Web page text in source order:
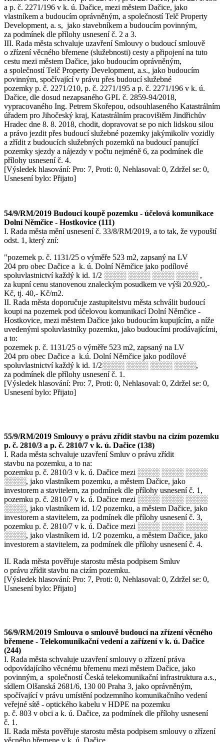
a p. č. 2271/196 v k. ú. Dačice, mezi městem Dačice, jako
vlastníkem a budoucím oprávněným, a společností Telč Property
Development, a. s, jako stavebníkem a budoucím povinným,
za podmínek dle přílohy usnesení č. 2 a 3.
III. Rada města schvaluje uzavření Smlouvy o budoucí smlouvě
o zřízení věcného břemene (služebnosti) cesty a připojení na tuto
cestu mezi městem Dačice, jako budoucím oprávněným,
a společností Telč Property Development, a.s., jako budoucím
povinným, spočívající v právu přes budoucí služebné
pozemky p. č. 2271/210, p. č. 2271/195 a p. č. 2271/196 v k. ú.
Dačice, dle dosud nezapsaného GPL č. 2859-94/2018,
vypracovaného Ing. Petrem Skořepou, odsouhlaseného Katastrálním
úřadem pro Jihočeský kraj, Katastrálním pracovištěm Jindřichův
Hradec dne 8. 8. 2018, chodit, dopravovat se po nich lidskou silou
a právo jezdit přes budoucí služebné pozemky jakýmikoliv vozidly
a zřídit z budoucích služebných pozemků na budoucí panující
pozemky sjezdy a nájezdy v počtu nejméně 6, za podmínek dle
přílohy usnesení č. 4.
[Výsledek hlasování: Pro: 7, Proti: 0, Nehlasoval: 0, Zdržel se: 0,
Usnesení bylo: Přijato]
54/9/RM/2019 Budoucí koupě pozemku - účelová komunikace
Dolní Němčice - Hostkovice (111)
I. Rada města mění usnesení č. 33/8/RM/2019, a to tak, že vypouští
odst. 1, který zní:
"pozemek p. č. 1131/25 o výměře 523 m2, zapsaný na LV
204 pro obec Dačice a k. ú. Dolní Němčice jako podílové
spoluvlastnictví každý k id. 1/2 ░░░░ ░░░░ ░░░░ ░░░░ ,
za kupní cenu stanovenou znaleckým posudkem ve výši 20.920,-
Kč, tj. 40,- Kč/m2.
II. Rada města doporučuje zastupitelstvu města schválit budoucí
koupi na pozemek pod účelovou komunikací Dolní Němčice -
Hostkovice, mezi městem Dačice jako budoucím kupujícím, a níže
uvedenými spoluvlastníky pozemku, jako budoucími prodávajícími,
a to:
pozemek p. č. 1131/25 o výměře 523 m2, zapsaný na LV
204 pro obec Dačice a k.ú. Dolní Němčice jako podílové
spoluvlastnictví každý k id. 1/2░░░░ ░░░░ ░░░░ ░░░░,
za podmínek dle přílohy usnesení č. 1.
[Výsledek hlasování: Pro: 7, Proti: 0, Nehlasoval: 0, Zdržel se: 0,
Usnesení bylo: Přijato]
55/9/RM/2019 Smlouvy o právu zřídit stavbu na cizím pozemku
p. č. 2810/3 a p. č. 2810/7 v k. ú. Dačice (138)
I. Rada města schvaluje uzavření Smluv o právu zřídit
stavbu na pozemku, a to na:
pozemku p. č. 2810/3 v k. ú. Dačice mezi ░░░░ ░░░░ ░░░░
░░░░, jako vlastníkem pozemku, a městem Dačice, jako
investorem a stavitelem, za podmínek dle přílohy usnesení č. 1,
pozemku p. č. 2810/7 v k. ú. Dačice mezi ░░░░ ░░░░ ░░░░
░░░░, jako vlastníkem id. 1/2 pozemku, a městem Dačice, jako
investorem a stavitelem, za podmínek dle přílohy usnesení č. 3,
pozemku p. č. 2810/7 v k. ú. Dačice mezi ░░░░ ░░░░ ░░░░
░░░░, jako vlastníkem id. 1/2 pozemku, a městem Dačice, jako
investorem a stavitelem, za podmínek dle přílohy usnesení č. 4.
II. Rada města pověřuje starostu města podpisem Smluv
o právu zřídit stavbu na cizím pozemku.
[Výsledek hlasování: Pro: 7, Proti: 0, Nehlasoval: 0, Zdržel se: 0,
Usnesení bylo: Přijato]
56/9/RM/2019 Smlouva o smlouvě budoucí na zřízení věcného
břemene - Telekomunikační vedení a zařízení v k. ú. Dačice
(244)
I. Rada města schvaluje uzavření smlouvy o zřízení práva
odpovídajícího věcnému břemenu mezi městem Dačice, jako
povinným, a společností Česká telekomunikační infrastruktura a.s.,
sídlem Olšanská 2681/6, 130 00 Praha 3, jako oprávněným,
spočívající v právu umístění podzemního komunikačního vedení
veřejné sítě - optického kabelu v HDPE na pozemku
p. č. 803 v obci a k. ú. Dačice, za podmínek dle přílohy usnesení
č. 1.
II. Rada města pověřuje starostu města podpisem smlouvy o zřízení
věcného břemene v k. ú. Dačice.